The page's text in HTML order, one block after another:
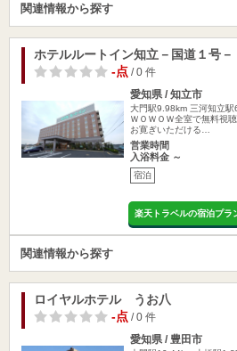
関連情報から探す
ホテルルートイン知立－国道１号－
-点/ 0 件
愛知県 / 知立市
大門駅9.98km 三河知立駅
ＷＯＷＯＷ全室で無料視
お寛ぎいただける…
営業時間
入浴料金 ～
宿泊
楽天トラベルの宿泊プラ
関連情報から探す
ロイヤルホテル うお八
-点/ 0 件
愛知県 / 豊田市